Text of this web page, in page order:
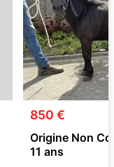
850 €
Origine Non
11 ans